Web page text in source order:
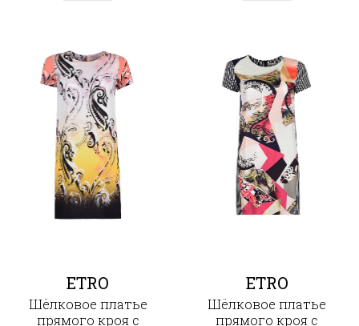
ETRO
Шёлковое платье
прямого кроя с
ETRO
Шёлковое платье
прямого кроя с